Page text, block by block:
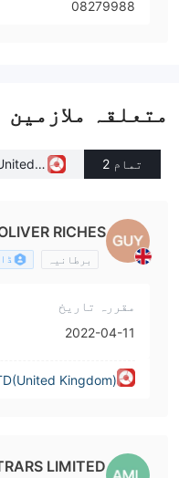
08279988
متعلقہ ملازمین
تمام 2
K
RICHES
برطانیہ
مقررہ تاریخ
2022-04-11
Kingdom)
LIMITED